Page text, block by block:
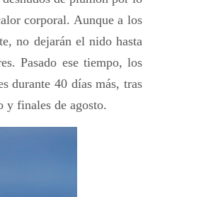
corporal. Aunque a los
no dejarán el nido hasta
Pasado ese tiempo, los
durante 40 días más, tras
y finales de agosto.